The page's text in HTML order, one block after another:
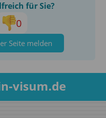
für Sie?
0
Seite melden
visum.de